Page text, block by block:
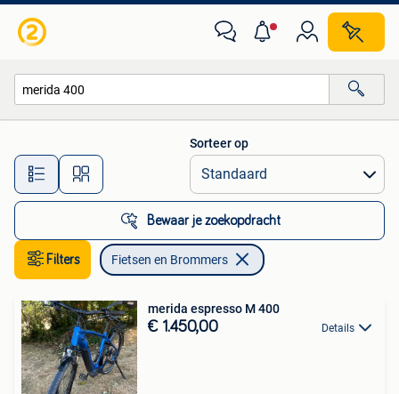
Alle afstanden…
Sorteer op
Bewaar je zoekopdracht
Filters Fietsen en Brommers
merida espresso M 400
€ 1.450,00 Details